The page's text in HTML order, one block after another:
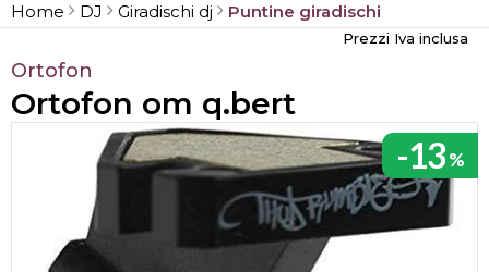
Home DJ Giradischi dj Puntine giradischi
Prezzi Iva inclusa
Ortofon
Ortofon om q.bert
-13%